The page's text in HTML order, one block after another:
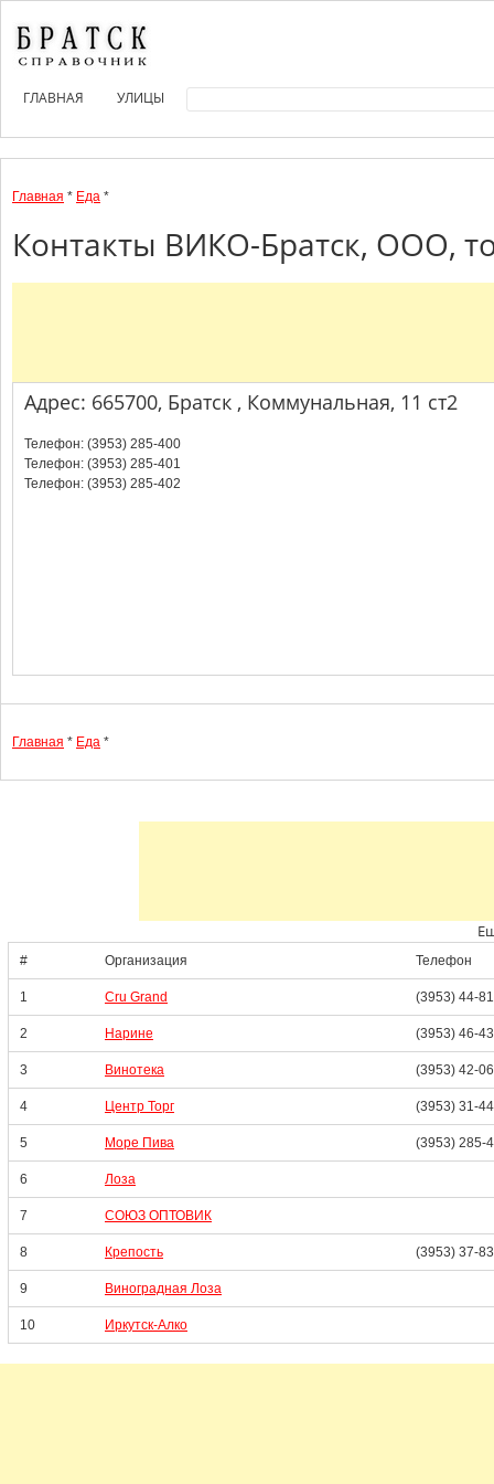
ГЛАВНАЯ УЛИЦЫ
Главная * Еда *
Контакты ВИКО-Братск, ООО,
Адрес: 665700, Братск , Коммунальная, 11 ст2
Телефон: (3953) 285-400
Телефон: (3953) 285-401
Телефон: (3953) 285-402
Главная * Еда *
# Организация Телефон
1 Cru Grand (3953) 44-
2 Нарине (3953) 46-
3 Винотека (3953) 42-
4 Центр Торг (3953) 31-
5 Море Пива (3953) 285-
6 Лоза
7 СОЮЗ ОПТОВИК
8 Крепость (3953) 37-
9 Виноградная Лоза
10 Иркутск-Алко